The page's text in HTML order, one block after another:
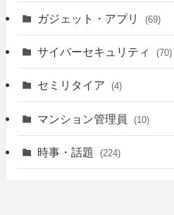
(6)
(10)
(28)
(30)
ガジェット・アプリ (69)
(7)
サイバーセキュリティ (70)
(25)
(12)
セミリタイア (4)
マンション管理員 (10)
時事・話題 (224)